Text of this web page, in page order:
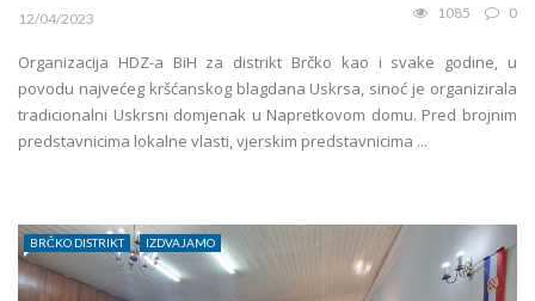
12/04/2023 1085 0
Organizacija HDZ-a BiH za distrikt Brčko kao i svake godine, u
povodu najvećeg kršćanskog blagdana Uskrsa, sinoć je organizirala
tradicionalni Uskrsni domjenak u Napretkovom domu. Pred brojnim
predstavnicima lokalne vlasti, vjerskim predstavnicima ...
BRČKO DISTRIKT IZDVAJAMO